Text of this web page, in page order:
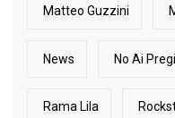
Matteo Guzzini
News No Ai
Rama Lila